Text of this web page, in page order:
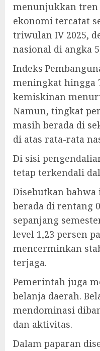
menunjukkan
ekonomi tercatat
triwulan IV 2025,
nasional di angka
Indeks
meningkat hingga
kemiskinan
Namun, tingkat
masih berada di
di atas rata-rata
Di sisi
tetap terkendali
Disebutkan
berada di rentang
sepanjang
level 1,23 persen
mencerminkan
terjaga.
Pemerintah juga
belanja daerah.
mendominasi
dan aktivitas.
Dalam paparan